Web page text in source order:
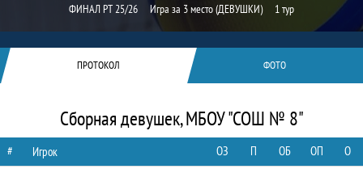
ФИНАЛ РТ 25/26 Игра за 3 место (ДЕВУШКИ) 1 тур
ПРОТОКОЛ ФОТО
Сборная девушек, МБОУ "СОШ № 8"
# Игрок ОЗ П ОБ ОП О